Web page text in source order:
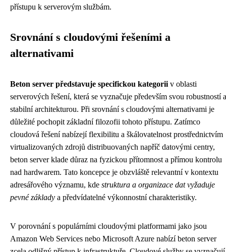
přístupu k serverovým službám.
Srovnání s cloudovými řešeními a
alternativami
Beton server představuje specifickou kategorii v oblasti
serverových řešení, která se vyznačuje především svou robustností a
stabilní architekturou. Při srovnání s cloudovými alternativami je
důležité pochopit základní filozofii tohoto přístupu. Zatímco
cloudová řešení nabízejí flexibilitu a škálovatelnost prostřednictvím
virtualizovaných zdrojů distribuovaných napříč datovými centry,
beton server klade důraz na fyzickou přítomnost a přímou kontrolu
nad hardwarem. Tato koncepce je obzvláště relevantní v kontextu
adresářového významu, kde struktura a organizace dat vyžaduje
pevné základy a předvídatelné výkonnostní charakteristiky.
V porovnání s populárními cloudovými platformami jako jsou
Amazon Web Services nebo Microsoft Azure nabízí beton server